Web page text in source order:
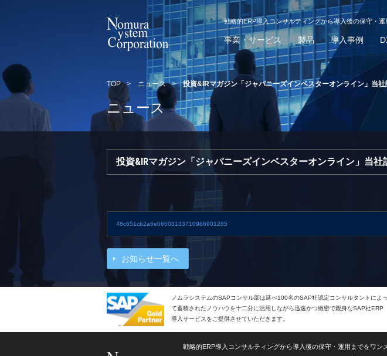
戦略的ERP導入コンサルティングから導入後の保守・
事業・サービス 製品 導入事例
TOP > ニュース >投資&IRマガジン「ジャパニーズインベスターオンライン」当
ニュース
投資&IRマガジン「ジャパニーズインベスターオンライン」当
48c651cb2a6e06503133710986901285
お知らせ一覧へ
ノムラシステムのSAPコンサル部は延べ100名のSAP社認定コンサルタントによっ
て蓄積されたノウハウを十二分に活用しながら迅速かつ緻密で親身なSAP社ERP
導入サービスをご提供させていただきます。
戦略的ERP導入コンサルティングから導入後の保守・運用までをワン